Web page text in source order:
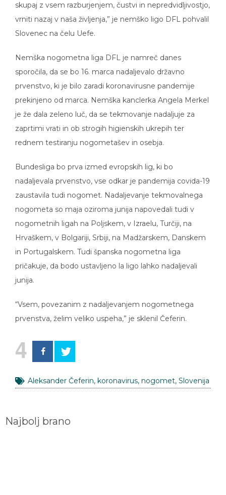
skupaj z vsem razburjenjem, čustvi in nepredvidljivostjo,
vrniti nazaj v naša življenja,” je nemško ligo DFL pohvalil
Slovenec na čelu Uefe.
Nemška nogometna liga DFL je namreč danes
sporočila, da se bo 16. marca nadaljevalo državno
prvenstvo, ki je bilo zaradi koronavirusne pandemije
prekinjeno od marca. Nemška kanclerka Angela Merkel
je že dala zeleno luč, da se tekmovanje nadaljuje za
zaprtimi vrati in ob strogih higienskih ukrepih ter
rednem testiranju nogometašev in osebja.
Bundesliga bo prva izmed evropskih lig, ki bo
nadaljevala prvenstvo, vse odkar je pandemija covida-19
zaustavila tudi nogomet. Nadaljevanje tekmovalnega
nogometa so maja oziroma junija napovedali tudi v
nogometnih ligah na Poljskem, v Izraelu, Turčiji, na
Hrvaškem, v Bolgariji, Srbiji, na Madžarskem, Danskem
in Portugalskem. Tudi španska nogometna liga
pričakuje, da bodo ustavljeno la ligo lahko nadaljevali
junija.
“Vsem, povezanim z nadaljevanjem nogometnega
prvenstva, želim veliko uspeha,” je sklenil Čeferin.
4
Aleksander Čeferin, koronavirus, nogomet, Slovenija
Najbolj brano